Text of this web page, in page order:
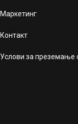
Маркетинг
Контакт
Услови за преземање